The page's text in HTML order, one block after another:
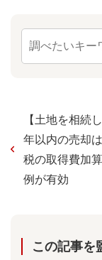
【土地を相続
年以内の売却
税の取得費加
例が有効
この記事を